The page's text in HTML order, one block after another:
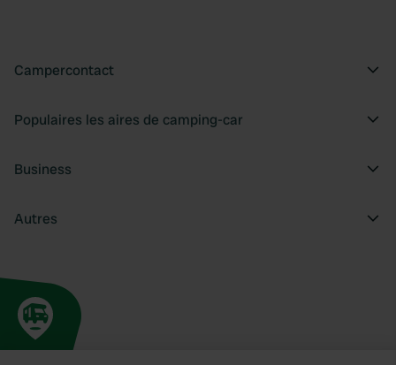
Campercontact
Populaires les aires de camping-car
Business
Autres